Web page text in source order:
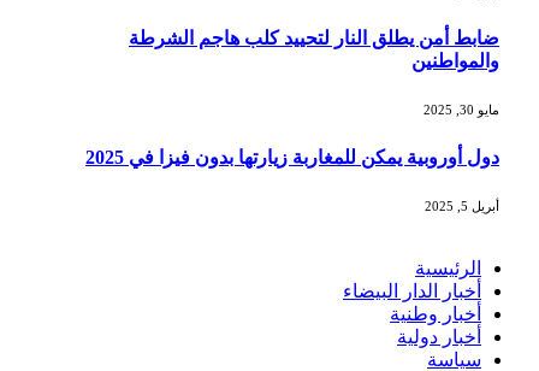
ضابط أمن يطلق النار لتحييد كلب هاجم الشرطة
والمواطنين
مايو 30, 2025
دول أوروبية يمكن للمغاربة زيارتها بدون فيزا في 2025
أبريل 5, 2025
الرئيسية
أخبار الدار البيضاء
أخبار وطنية
أخبار دولية
سياسة